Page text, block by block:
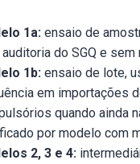
1a: ensaio de
do SGQ e sem
1b: ensaio de lote,
em importações
quando ainda
por modelo com
2, 3 e 4: